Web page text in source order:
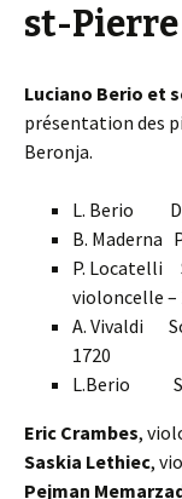
st-Pierre
Luciano Berio et
présentation des
Beronja.
L. Berio
B. Maderna
P. Locatelli
violoncelle –
A. Vivaldi
1720
L.Berio
Eric Crambes,
Saskia Lethiec,
Pejman